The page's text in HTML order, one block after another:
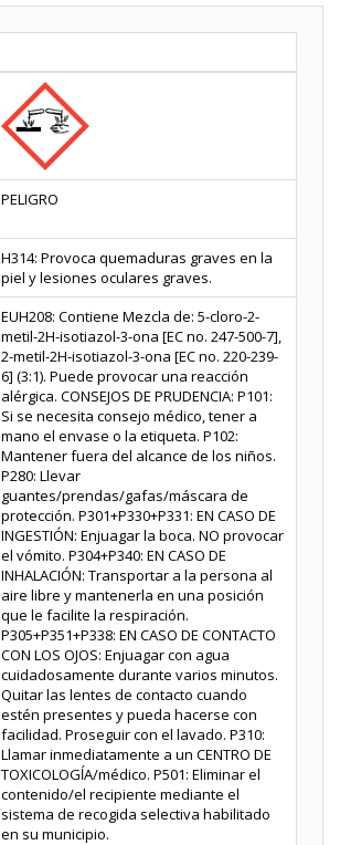
PELIGRO
H314: Provoca quemaduras graves en la
piel y lesiones oculares graves.
EUH208: Contiene Mezcla de: 5-cloro-2-
metil-2H-isotiazol-3-ona [EC no. 247-500-7],
2-metil-2H-isotiazol-3-ona [EC no. 220-239-
6] (3:1). Puede provocar una reacción
alérgica. CONSEJOS DE PRUDENCIA: P101:
Si se necesita consejo médico, tener a
mano el envase o la etiqueta. P102:
Mantener fuera del alcance de los niños.
P280: Llevar
guantes/prendas/gafas/máscara de
protección. P301+P330+P331: EN CASO DE
INGESTIÓN: Enjuagar la boca. NO provocar
el vómito. P304+P340: EN CASO DE
INHALACIÓN: Transportar a la persona al
aire libre y mantenerla en una posición
que le facilite la respiración.
P305+P351+P338: EN CASO DE CONTACTO
CON LOS OJOS: Enjuagar con agua
cuidadosamente durante varios minutos.
Quitar las lentes de contacto cuando
estén presentes y pueda hacerse con
facilidad. Proseguir con el lavado. P310:
Llamar inmediatamente a un CENTRO DE
TOXICOLOGĺA/médico. P501: Eliminar el
contenido/el recipiente mediante el
sistema de recogida selectiva habilitado
en su municipio.